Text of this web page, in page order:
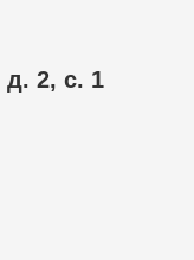
д. 2, с. 1